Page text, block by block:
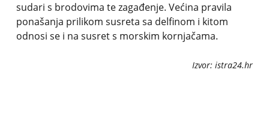
sudari s brodovima te zagađenje. Većina pravila
ponašanja prilikom susreta sa delfinom i kitom
odnosi se i na susret s morskim kornjačama.
Izvor: istra24.hr